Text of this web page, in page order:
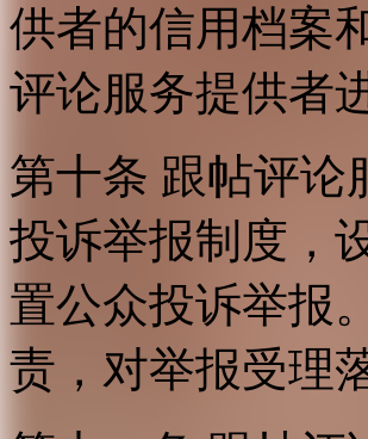
供者的信用档案
评论服务提供者
第十条 跟帖评论
投诉举报制度，
置公众投诉举报
责，对举报受理